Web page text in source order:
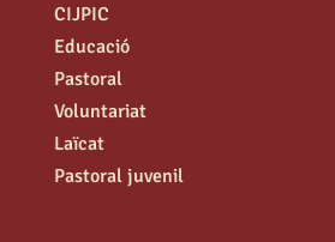
CIJPIC
Educació
Pastoral
Voluntariat
Laïcat
Pastoral juvenil